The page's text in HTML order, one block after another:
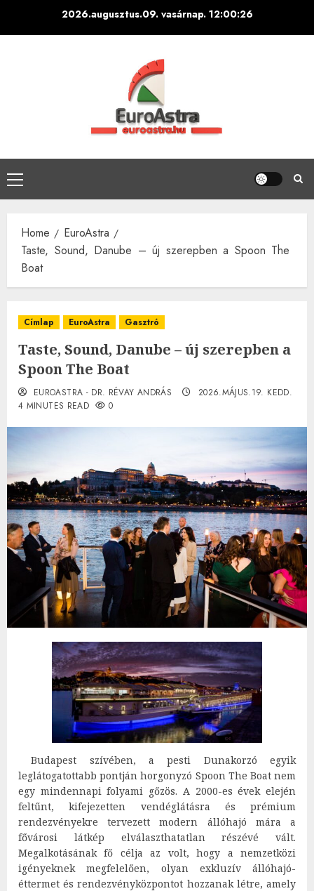
2026.augusztus.09. vasárnap. 12:00:28
Primary
Menu
Home
EuroAstra
Taste, Sound, Danube – új szerepben a Spoon The
Boat
Címlap EuroAstra Gasztró
Taste, Sound, Danube – új szerepben a
Spoon The Boat
EUROASTRA - DR. RÉVAY ANDRÁS
2026.MÁJUS.19. KEDD.
4 MINUTES READ
0
Budapest szívében, a pesti Dunakorzó egyik
leglátogatottabb pontján horgonyzó Spoon The Boat nem
egy mindennapi folyami gőzös. A 2000-es évek elején
feltűnt, kifejezetten vendéglátásra és prémium
rendezvényekre tervezett modern állóhajó mára a
fővárosi látkép elválaszthatatlan részévé vált.
Megalkotásának fő célja az volt, hogy a nemzetközi
igényeknek megfelelően, olyan exkluzív állóhajó-
éttermet és rendezvényközpontot hozzanak létre, amely